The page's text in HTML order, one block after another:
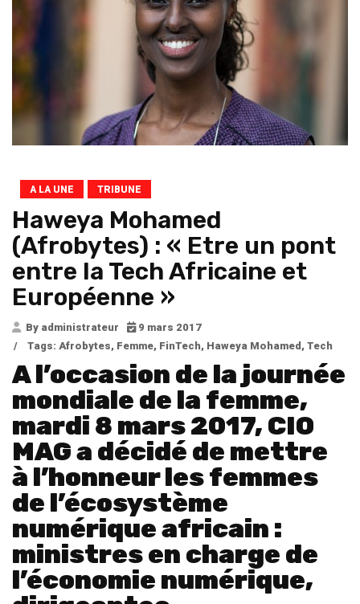
A LA UNE TRIBUNE
Haweya Mohamed
(Afrobytes) : « Etre un pont
entre la Tech Africaine et
Européenne »
By administrateur
9 mars 2017
/
Tags: Afrobytes, Femme, FinTech, Haweya Mohamed , Tech
A l’occasion de la journée
mondiale de la femme,
mardi 8 mars 2017, CIO
MAG a décidé de mettre
à l’honneur les femmes
de l’écosystème
numérique africain :
ministres en charge de
l’économie numérique,